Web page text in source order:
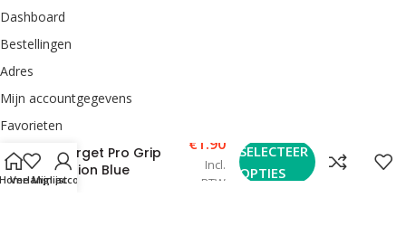
Dashboard
Bestellingen
Adres
Mijn accountgegevens
Favorieten
CONTACT
Target Pro Grip
Vision Blue
€ 1.90
Incl.
BTW
SELECTEER
OPTIES
Verlanglijst
Mijn account